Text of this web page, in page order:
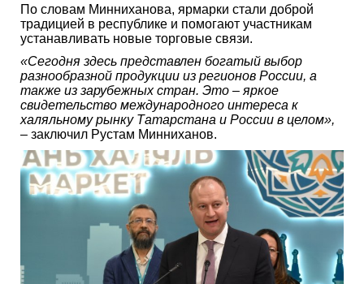
По словам Минниханова, ярмарки стали доброй
традицией в республике и помогают участникам
устанавливать новые торговые связи.
«Сегодня здесь представлен богатый выбор
разнообразной продукции из регионов России, а
также из зарубежных стран. Это – яркое
свидетельство международного интереса к
халяльному рынку Татарстана и России в целом»,
– заключил Рустам Минниханов.